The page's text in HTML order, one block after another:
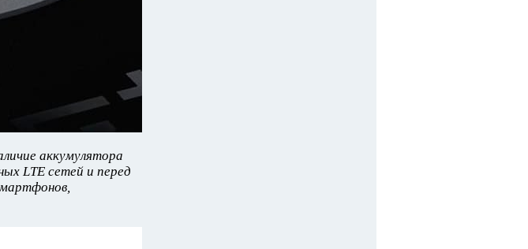
аккумулятора
LTE сетей и перед